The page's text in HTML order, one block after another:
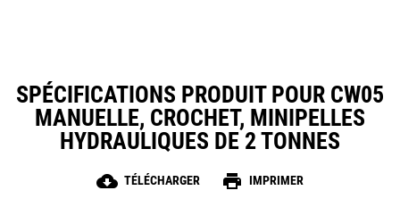
SPÉCIFICATIONS PRODUIT POUR CW05
MANUELLE, CROCHET, MINIPELLES
HYDRAULIQUES DE 2 TONNES
cloud_download TÉLÉCHARGER print IMPRIMER